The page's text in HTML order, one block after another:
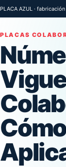
PLACA AZUL ·
PLACAS